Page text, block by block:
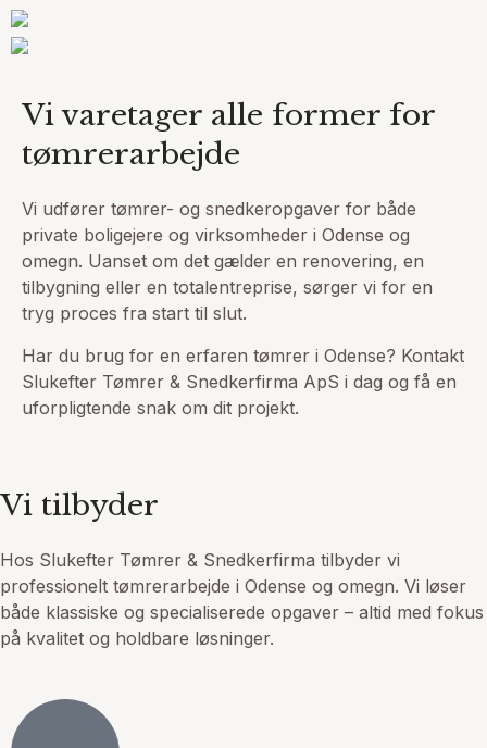
Vi varetager alle former for
tømrerarbejde
Vi udfører tømrer- og snedkeropgaver for både
private boligejere og virksomheder i Odense og
omegn. Uanset om det gælder en renovering, en
tilbygning eller en totalentreprise, sørger vi for en
tryg proces fra start til slut.
Har du brug for en erfaren tømrer i Odense? Kontakt
Slukefter Tømrer & Snedkerfirma ApS i dag og få en
uforpligtende snak om dit projekt.
Vi tilbyder
Hos Slukefter Tømrer & Snedkerfirma tilbyder vi
professionelt tømrerarbejde i Odense og omegn. Vi løser
både klassiske og specialiserede opgaver – altid med fokus
på kvalitet og holdbare løsninger.